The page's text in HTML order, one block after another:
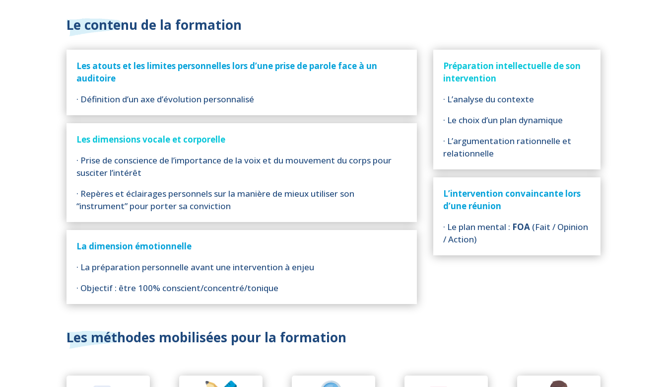
Le contenu de la formation
Les atouts et les limites personnelles lors d’une prise de parole face à un
auditoire
· Définition d’un axe d’évolution personnalisé
Les dimensions vocale et corporelle
· Prise de conscience de l’importance de la voix et du mouvement du corps pour
susciter l’intérêt
· Repères et éclairages personnels sur la manière de mieux utiliser son
“instrument” pour porter sa conviction
La dimension émotionnelle
· La préparation personnelle avant une intervention à enjeu
· Objectif : être 100% conscient/concentré/tonique
Préparation intellectuelle de son
intervention
· L’analyse du contexte
· Le choix d’un plan dynamique
· L’argumentation rationnelle et
relationnelle
L’intervention convaincante lors
d’une réunion
· Le plan mental : FOA(Fait / Opinion
/ Action)
Les méthodes mobilisées pour la formation